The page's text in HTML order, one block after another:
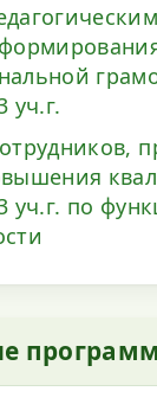
уч.г.
уч.г. по